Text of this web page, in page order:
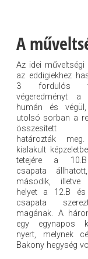
A
Az idei
az eddigiekhez
3 fordulós
végeredményt
humán és
utolsó sorban a
összesített
határozták
kialakult
tetejére a
csapata
második, illetve
helyet a 12.B
csapata
magának. A
egy egynapos
nyert, melynek
Bakony hegység